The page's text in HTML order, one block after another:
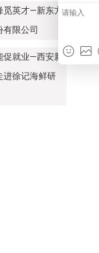
觅英才—新东方
有限公司
就业—西安新
进徐记海鲜研